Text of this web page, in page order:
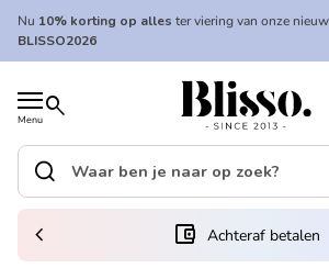
Overslaan naar inhoud
Nu 10% korting op alles ter viering van onze
BLISSO2026
Menu search
Home
Home
Zoek op"
search
(link opent in nieuw tabblad/venster)
account_balance_wallet Achteraf betalen
chevron_left